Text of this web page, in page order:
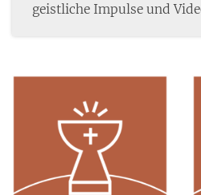
geistliche Impulse und